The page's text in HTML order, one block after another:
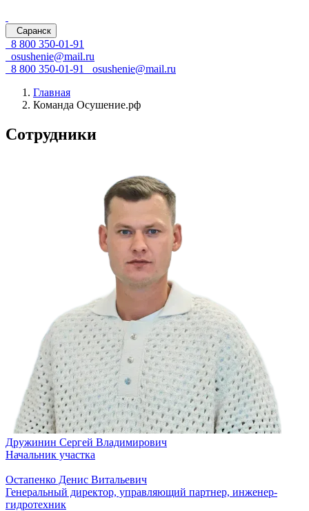
Саранск
8 800 350-01-91
osushenie@mail.ru
8 800 350-01-91
osushenie@mail.ru
Главная
Команда Осушение.рф
Сотрудники
Дружинин Сергей Владимирович
Начальник участка
Остапенко Денис Витальевич
Генеральный директор, управляющий партнер, инженер-
гидротехник